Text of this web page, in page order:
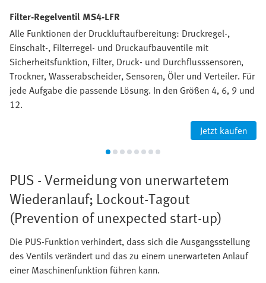
Filter-Regelventil MS4-LFR
Alle Funktionen der Druckluftaufbereitung: Druckregel-,
Einschalt-, Filterregel- und Druckaufbauventile mit
Sicherheitsfunktion, Filter, Druck- und Durchflusssensoren,
Trockner, Wasserabscheider, Sensoren, Öler und Verteiler. Für
jede Aufgabe die passende Lösung. In den Größen 4, 6, 9 und
12.
Jetzt kaufen
PUS - Vermeidung von unerwartetem
Wiederanlauf; Lockout-Tagout
(Prevention of unexpected start-up)
Die PUS-Funktion verhindert, dass sich die Ausgangsstellung
des Ventils verändert und das zu einem unerwarteten Anlauf
einer Maschinenfunktion führen kann.